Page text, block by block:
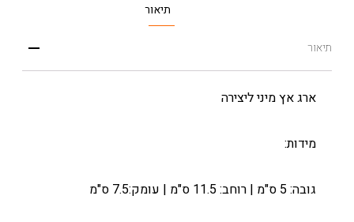
תיאור
תיאור
ארג אץ מיני ליצירה
מידות:
גובה: 5 ס"מ | רוחב: 11.5 ס"מ | עומק:7.5 ס"מ